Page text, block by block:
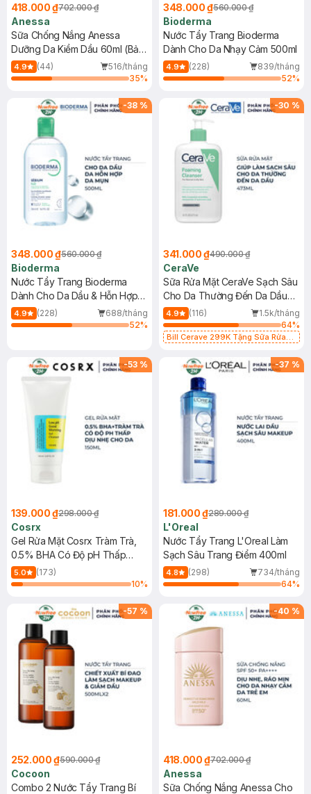
418.000 ₫702.000 ₫
Anessa
Sữa Chống Nắng Anessa
Dưỡng Da Kiềm Dầu 60ml (Bản
Mới)
4.9 (44)
516/tháng
35%
348.000 ₫560.000 ₫
Bioderma
Nước Tẩy Trang Bioderma
Dành Cho Da Nhạy Cảm 500ml
4.9 (228)
839/tháng
52%
-38 %
348.000 ₫560.000 ₫
Bioderma
Nước Tẩy Trang Bioderma
Dành Cho Da Dầu & Hỗn Hợp
500ml
4.9 (228)
688/tháng
52%
-30 %
341.000 ₫490.000 ₫
CeraVe
Sữa Rửa Mặt CeraVe Sạch Sâu
Cho Da Thường Đến Da Dầu
473ml
4.9 (116)
1.5k/tháng
64%
Bill Cerave 299K Tặng Sữa Rửa
-53 %
139.000 ₫298.000 ₫
Cosrx
Gel Rửa Mặt Cosrx Tràm Trà,
0.5% BHA Có Độ pH Thấp
150ml
5.0
(173)
10%
-37 %
181.000 ₫289.000 ₫
L'Oreal
Nước Tẩy Trang L'Oreal Làm
Sạch Sâu Trang Điểm 400ml
4.8 (298)
734/tháng
64%
-57 %
252.000 ₫590.000 ₫
Cocoon
Combo 2 Nước Tẩy Trang Bí
-40 %
418.000 ₫702.000 ₫
Anessa
Sữa Chống Nắng Anessa Cho